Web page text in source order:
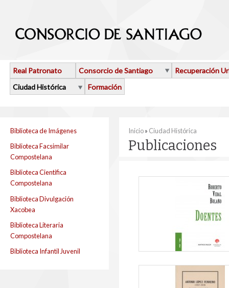
Real Patronato Consorcio de Santiago
Recuperación
Ciudad Histórica
Formación
Biblioteca de Imágenes
Biblioteca Facsimilar
Compostelana
Biblioteca Cientifica
Compostelana
Biblioteca Divulgación
Xacobea
Biblioteca Literaria
Compostelana
Biblioteca Infantil Juvenil
Se encuentra usted aquí
Inicio» Ciudad Histórica
Publicaciones